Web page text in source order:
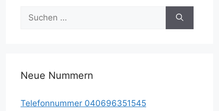
nach:
Neue Nummern
Telefonnummer 040696351545